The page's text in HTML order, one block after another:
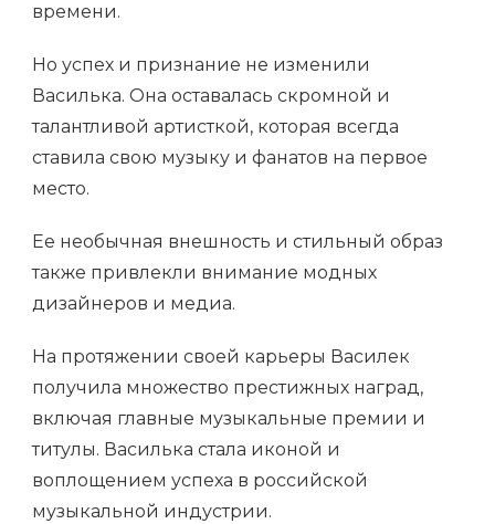
времени.
Но успех и признание не изменили
Василька. Она оставалась скромной и
талантливой артисткой, которая всегда
ставила свою музыку и фанатов на первое
место.
Ее необычная внешность и стильный образ
также привлекли внимание модных
дизайнеров и медиа.
На протяжении своей карьеры Василек
получила множество престижных наград,
включая главные музыкальные премии и
титулы. Василька стала иконой и
воплощением успеха в российской
музыкальной индустрии.